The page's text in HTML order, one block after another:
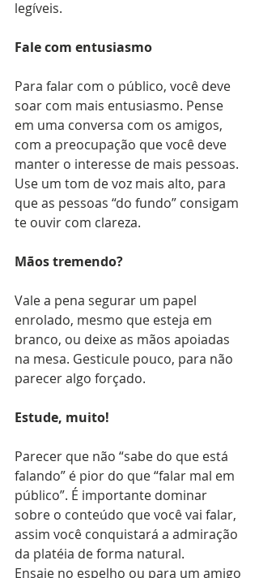
legíveis.
Fale com entusiasmo
Para falar com o público, você deve
soar com mais entusiasmo. Pense
em uma conversa com os amigos,
com a preocupação que você deve
manter o interesse de mais pessoas.
Use um tom de voz mais alto, para
que as pessoas “do fundo” consigam
te ouvir com clareza.
Mãos tremendo?
Vale a pena segurar um papel
enrolado, mesmo que esteja em
branco, ou deixe as mãos apoiadas
na mesa. Gesticule pouco, para não
parecer algo forçado.
Estude, muito!
Parecer que não “sabe do que está
falando” é pior do que “falar mal em
público”. É importante dominar
sobre o conteúdo que você vai falar,
assim você conquistará a admiração
da platéia de forma natural.
Ensaie no espelho ou para um amigo